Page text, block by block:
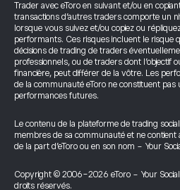
Trader avec eToro en suivant et/ou en
transactions d’autres traders comporte un
lorsque vous suivez et/ou copiez ou
performants. Ces risques incluent le risque
décisions de trading de traders
professionnels, ou de traders dont l’objectif
financière, peut différer de la vôtre. Les
de la communauté eToro ne constituent pas
performances futures.
Le contenu de la plateforme de trading
membres de sa communauté et ne contient
de la part d’eToro ou en son nom - Your
Copyright © 2006-2026 eToro - Your
droits réservés.